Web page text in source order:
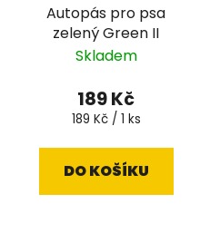
Autopás pro psa
zelený Green II
Skladem
189 Kč
Měrná
189 Kč / 1 ks
DO KOŠÍKU